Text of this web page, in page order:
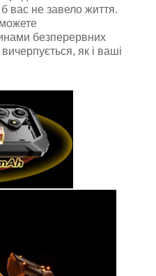
вас не завело життя.
безперервних
як і ваші